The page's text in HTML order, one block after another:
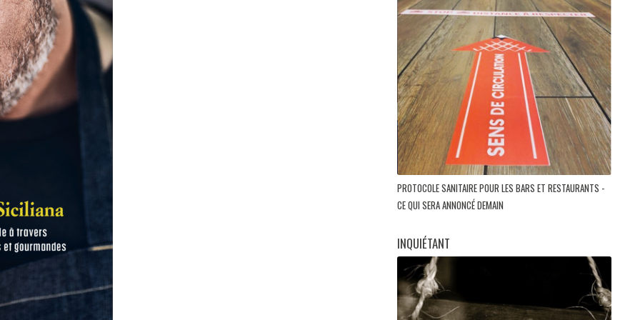
PROTOCOLE SANITAIRE POUR LES BARS ET RESTAURANTS -
CE QUI SERA ANNONCÉ DEMAIN
INQUIÉTANT